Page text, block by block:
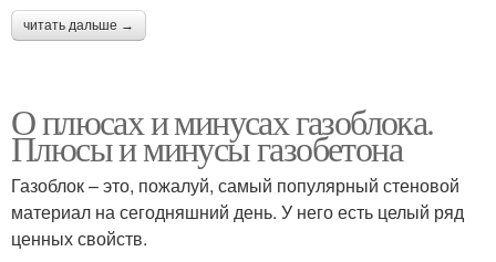
читать дальше →
О плюсах и минусах газоблока.
Плюсы и минусы газобетона
Газоблок – это, пожалуй, самый популярный стеновой
материал на сегодняшний день. У него есть целый ряд
ценных свойств.